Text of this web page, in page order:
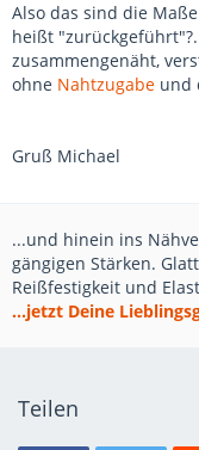
Also das sind die
heißt
zusammengenäht,
ohne Nahtzugabe und
Gruß Michael
...und hinein ins
gängigen Stärken.
Reißfestigkeit und
...jetzt Deine
Teilen